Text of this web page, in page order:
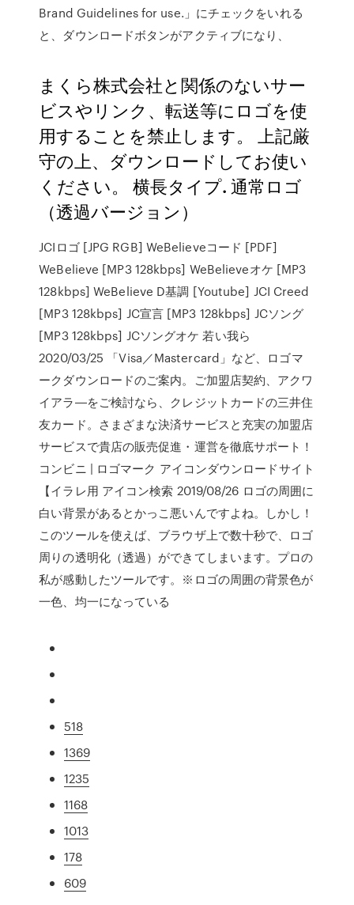
Brand Guidelines for use.」にチェックをいれる
と、ダウンロードボタンがアクティブになり、
まくら株式会社と関係のないサー
ビスやリンク、転送等にロゴを使
用することを禁止します。 上記厳
守の上、ダウンロードしてお使い
ください。 横長タイプ. 通常ロゴ
（透過バージョン）
JCIロゴ [JPG RGB] WeBelieveコード [PDF]
WeBelieve [MP3 128kbps] WeBelieveオケ [MP3
128kbps] WeBelieve D基調 [Youtube] JCI Creed
[MP3 128kbps] JC宣言 [MP3 128kbps] JCソング
[MP3 128kbps] JCソングオケ 若い我ら
2020/03/25 「Visa／Mastercard」など、ロゴマ
ークダウンロードのご案内。ご加盟店契約、アクワ
イアラ―をご検討なら、クレジットカードの三井住
友カード。さまざまな決済サービスと充実の加盟店
サービスで貴店の販売促進・運営を徹底サポート！
コンビニ | ロゴマーク アイコンダウンロードサイト
【イラレ用 アイコン検索 2019/08/26 ロゴの周囲に
白い背景があるとかっこ悪いんですよね。しかし！
このツールを使えば、ブラウザ上で数十秒で、ロゴ
周りの透明化（透過）ができてしまいます。プロの
私が感動したツールです。※ロゴの周囲の背景色が
一色、均一になっている
518
1369
1235
1168
1013
178
609